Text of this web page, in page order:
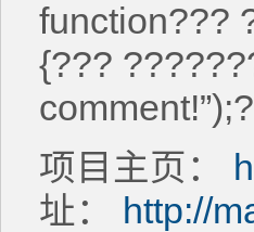
function???
{???
项目主页：
址：
http://